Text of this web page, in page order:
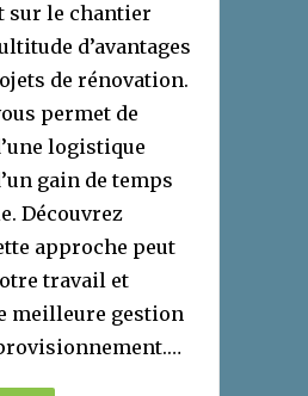
sur le chantier
d’avantages
de rénovation.
permet de
logistique
gain de temps
Découvrez
approche peut
travail et
meilleure gestion